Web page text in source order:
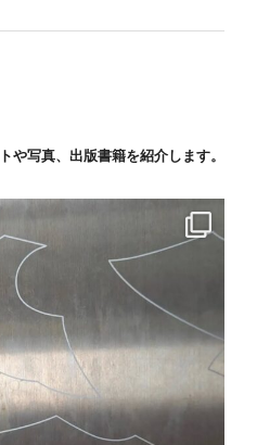
や写真、出版書籍を紹介します。